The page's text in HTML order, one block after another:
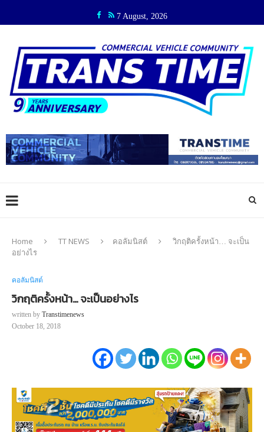
7 August, 2026
Home TT NEWS คอลัมนิสต์
วิกฤติครั้งหน้า… จะเป็น
อย่างไร
คอลัมนิสต์
วิกฤติครั้งหน้า… จะเป็นอย่างไร
written by Transtimenews
October 18, 2018